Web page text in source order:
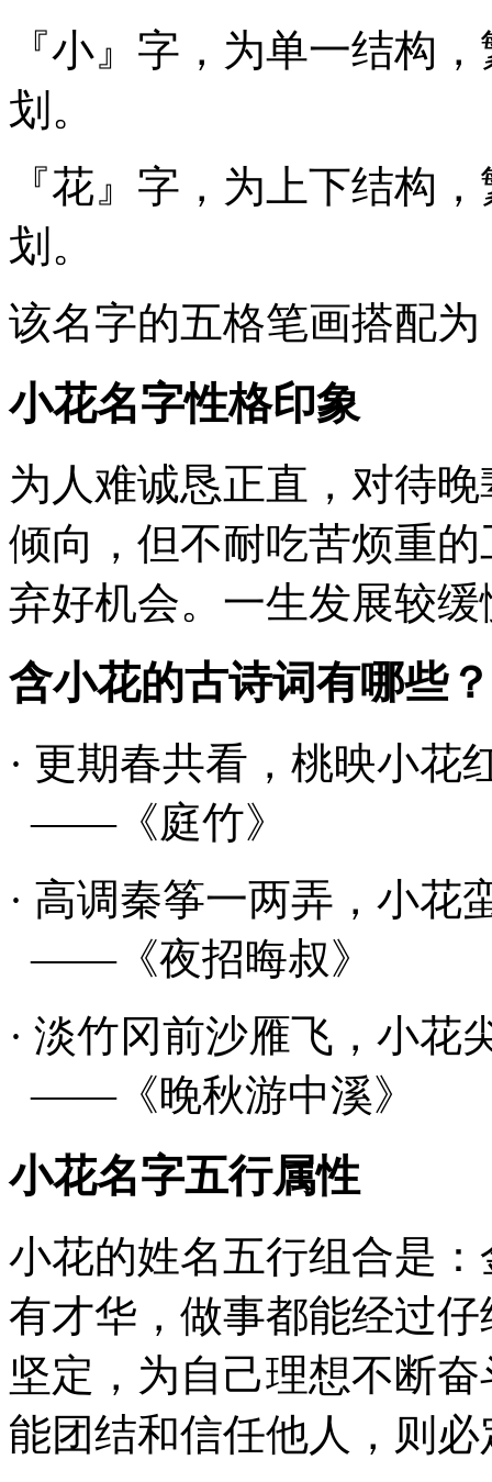
『小』 字，为单一结构
划。
『花』 字，为上下结构
划。
该名字的五格笔画搭配为
小花名字性格印象
为人难诚恳正直，对待
倾向，但不耐吃苦烦重
弃好机会。一生发展较缓
含小花的古诗词有哪些？
· 更期春共看，桃映小花
——《庭竹》
· 高调秦筝一两弄， 小花
——《夜招晦叔》
· 淡竹冈前沙雁飞， 小花
——《晚秋游中溪》
小花名字五行属性
小花的姓名五行组合是：
有才华，做事都能经过
坚定，为自己理想不断
能团结和信任他人，则